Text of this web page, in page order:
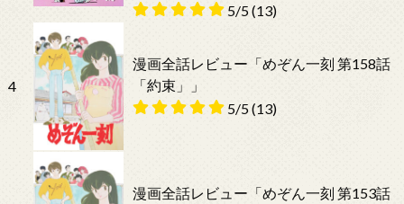
5/5(13)
4
漫画全話レビュー「めぞん一刻 第158話
「約束」」
5/5(13)
漫画全話レビュー「めぞん一刻 第153話